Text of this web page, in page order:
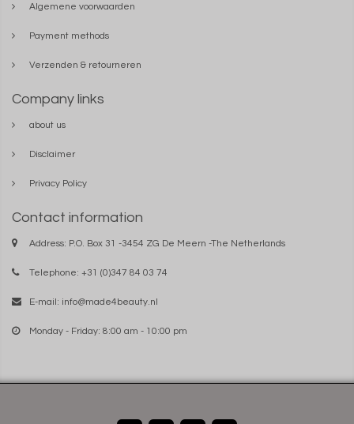
Algemene voorwaarden
Payment methods
Verzenden & retourneren
Company links
about us
Disclaimer
Privacy Policy
Contact information
Address: P.O. Box 31 -3454 ZG De Meern -The Netherlands
Telephone: +31 (0)347 84 03 74
E-mail: info@made4beauty.nl
Monday - Friday: 8:00 am - 10:00 pm